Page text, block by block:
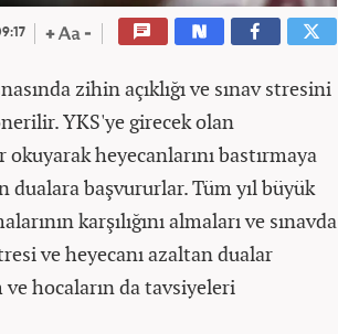
zihin açıklığı ve sınav stresini
YKS'ye girecek olan
heyecanlarını bastırmaya
dualara başvururlar. Tüm yıl büyük
karşılığını almaları ve sınavda
ve heyecanı azaltan dualar
hocaların da tavsiyeleri